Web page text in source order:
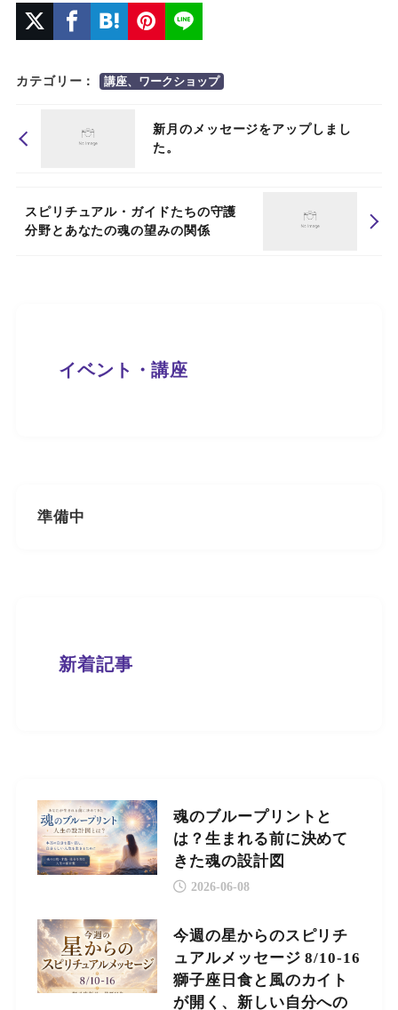
カテゴリー： 講座、ワークショップ
新月のメッセージをアップしまし
た。
スピリチュアル・ガイドたちの守護
分野とあなたの魂の望みの関係
イベント・講座
準備中
新着記事
魂のブループリントと
は？生まれる前に決めて
きた魂の設計図
2026-06-08
今週の星からのスピリチ
ュアルメッセージ 8/10-16
獅子座日食と風のカイト
が開く、新しい自分への